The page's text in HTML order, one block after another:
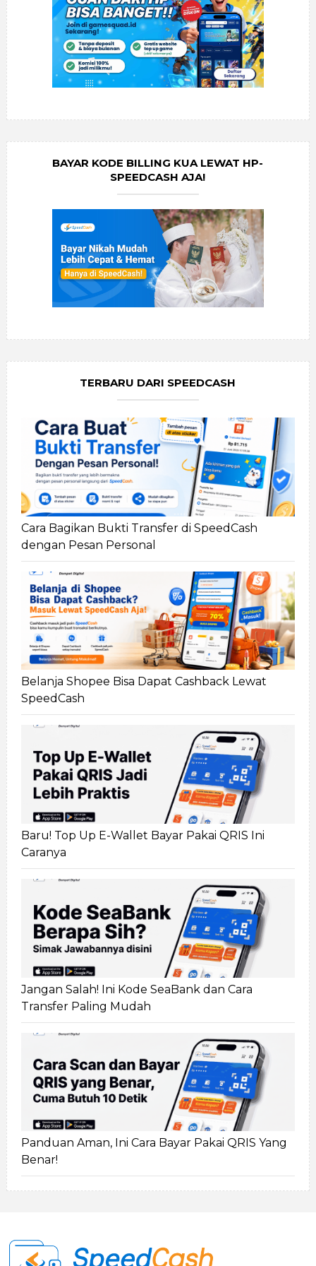
BAYAR KODE BILLING KUA LEWAT HP-
SPEEDCASH AJA!
TERBARU DARI SPEEDCASH
Cara Bagikan Bukti Transfer di SpeedCash
dengan Pesan Personal
Belanja Shopee Bisa Dapat Cashback Lewat
SpeedCash
Baru! Top Up E-Wallet Bayar Pakai QRIS Ini
Caranya
Jangan Salah! Ini Kode SeaBank dan Cara
Transfer Paling Mudah
Panduan Aman, Ini Cara Bayar Pakai QRIS Yang
Benar!